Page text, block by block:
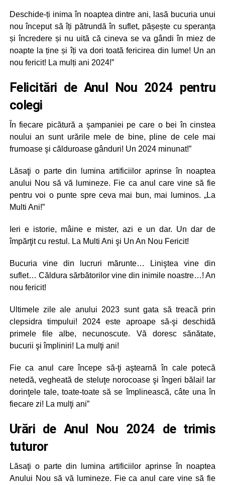
Deschide-ți inima în noaptea dintre ani, lasă bucuria unui
nou început să îți pătrundă în suflet, pășește cu speranța
și încredere și nu uită că cineva se va gândi în miez de
noapte la ține și îți va dori toată fericirea din lume! Un an
nou fericit! La mulți ani 2024!”
Felicitări de Anul Nou 2024 pentru
colegi
În fiecare picătură a şampaniei pe care o bei în cinstea
noului an sunt urările mele de bine, pline de cele mai
frumoase şi călduroase gânduri! Un 2024 minunat!”
Lăsaţi o parte din lumina artificiilor aprinse în noaptea
anului Nou să vă lumineze. Fie ca anul care vine să fie
pentru voi o punte spre ceva mai bun, mai luminos. „La
Multi Ani!”
Ieri e istorie, mâine e mister, azi e un dar. Un dar de
împărţit cu restul. La Multi Ani şi Un An Nou Fericit!
Bucuria vine din lucruri mărunte… Liniştea vine din
suflet… Căldura sărbătorilor vine din inimile noastre…! An
nou fericit!
Ultimele zile ale anului 2023 sunt gata să treacă prin
clepsidra timpului! 2024 este aproape să-şi deschidă
primele file albe, necunoscute. Vă doresc sănătate,
bucurii şi împliniri! La mulţi ani!
Fie ca anul care începe să-ţi aştearnă în cale potecă
netedă, vegheată de steluţe norocoase şi îngeri bălai! Iar
dorinţele tale, toate-toate să se împlinească, câte una în
fiecare zi! La mulţi ani”
Urări de Anul Nou 2024 de trimis
tuturor
Lăsaţi o parte din lumina artificiilor aprinse în noaptea
Anului Nou să vă lumineze. Fie ca anul care vine să fie